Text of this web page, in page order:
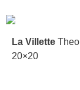
La Villette Theo
20×20